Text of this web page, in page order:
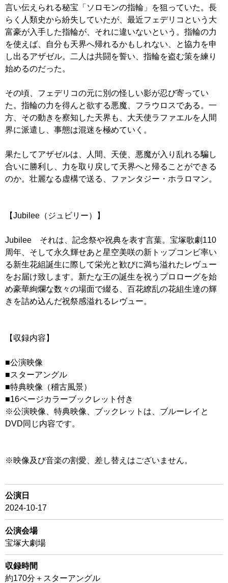
言い伝えられる秘宝「ソロモンの指輪」を狙っていた。長
らく人類史から紛失していたが、最近フェデリコという大
富豪が入手した指輪が、それに違いないという。指輪の力
を使えば、自分も天界へ帰れるかもしれない、と協力を申
し出るアザゼル。二人は共闘を誓い、指輪を盗む策を練り
始めるのだった。
その頃、フェデリコの元に別の怪しい影が忍び寄ってい
た。指輪の力を得んと欲する悪魔、フラウロスである。一
方、その動きを察知した天界も、大天使ラファエルを人間
界に派遣し、事態は混迷を極めていく。
果たしてアザゼルは、人間、天使、悪魔が入り乱れる騙し
合いに勝利し、力を取り戻して天界へと帰ることができる
のか。壮麗なる虚構で送る、ファンタジー・ホラロマン。
【Jubilee（ジュビリー）】
Jubilee それは、記念祭や祝典を表す言葉。宝塚歌劇110
周年、そして永久輝せあと星空美咲の新トップコンビ率い
る新生花組誕生に際して栄光と歓びに満ち溢れたレヴュー
をお届け致します。新たな王の誕生を祝うプロローグを始
め豪華絢爛な数々の場面で綴る、百花繚乱の花組生達の輝
きを詰め込んだ祝祭感溢れるレヴュー。
【収録内容】
■公演映像
■スターアングル
■特典映像（稽古風景）
■16ページカラーブックレット付き
※公演映像、特典映像、ブックレットは、ブルーレイと
DVD同じ内容です。
※映像及び音楽の割愛、差し替えはございません。
公演日
2024-10-17
公演会場
宝塚大劇場
収録時間
約170分＋スターアングル